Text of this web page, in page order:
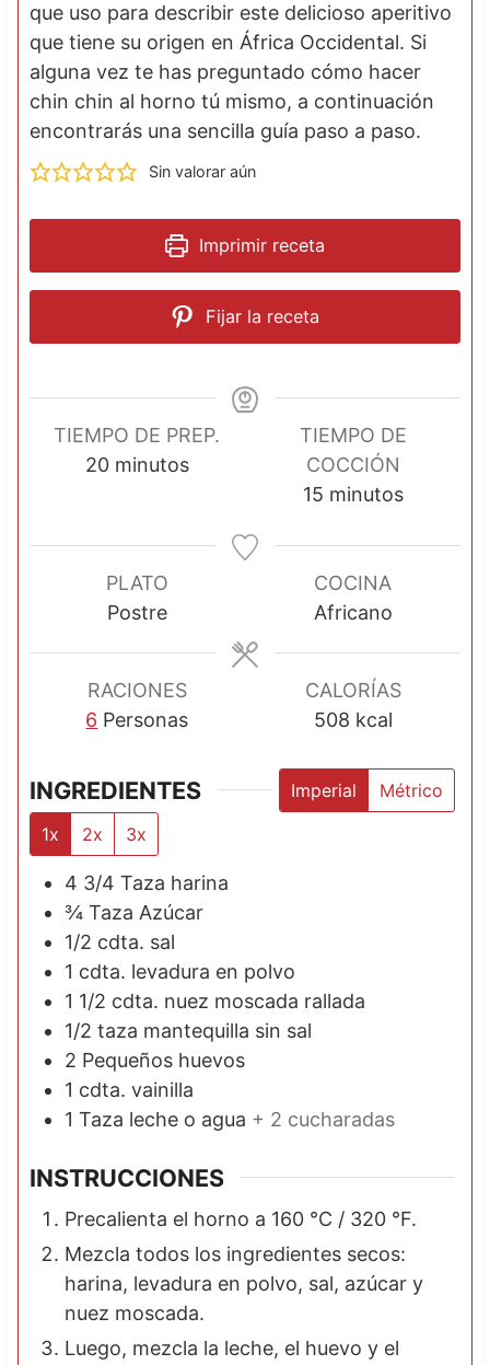
que uso para describir este delicioso aperitivo
que tiene su origen en África Occidental. Si
alguna vez te has preguntado cómo hacer
chin chin al horno tú mismo, a continuación
encontrarás una sencilla guía paso a paso.
Sin valorar aún
Imprimir receta
Fijar la receta
TIEMPO DE PREP.
20m
u
t
o
minutos
TIEMPO DE
COCCIÓN
15m
n
u
t
minutos
PLATO
Postre
COCINA
Africano
RACIONES
6 Personas
CALORÍAS
508 kcal
INGREDIENTES Imperial
Métrico
1x
2x 3x
4 3/4 Taza harina
¾ Taza Azúcar
1/2 cdta. sal
1 cdta. levadura en polvo
1 1/2 cdta. nuez moscada rallada
1/2 taza mantequilla sin sal
2 Pequeños huevos
1 cdta. vainilla
1 Taza leche o agua + 2 cucharadas
INSTRUCCIONES
Precalienta el horno a 160 °C / 320 °F.
Mezcla todos los ingredientes secos:
harina, levadura en polvo, sal, azúcar y
nuez moscada.
Luego, mezcla la leche, el huevo y el